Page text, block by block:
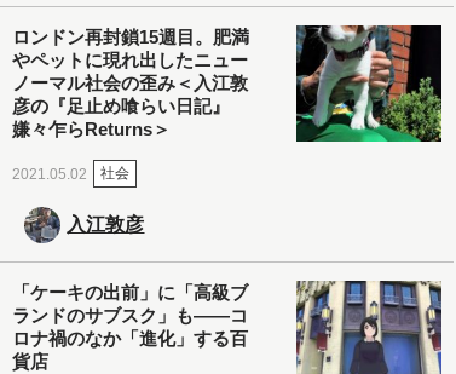
ロンドン再封鎖15週目。肥満
やペットに現れ出したニュー
ノーマル社会の歪み＜入江敦
彦の『足止め喰らい日記』
嫌々乍らReturns＞
2021.05.02 社会
入江敦彦
「ケーキの出前」に「高級ブ
ランドのサブスク」も――コ
ロナ禍のなか「進化」する百
貨店